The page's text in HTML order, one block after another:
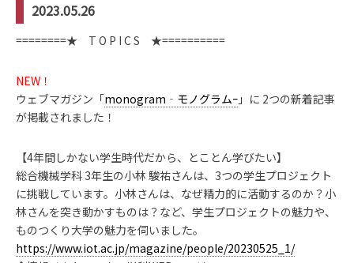
2023.05.26
========★ T O P I C S ★==========
NEW！
ウェブマガジン「monogram‐モノグラムｰ 」に 2つの新着記事
が掲載されました！
【4年間しかない学生時代だから、とことん学びたい】
総合機械学科 3年生の小林 駿祐さんは、3つの学生プロジェクト
に挑戦しています。小林さんは、なぜ精力的に活動するのか？小
林さんを突き動かすものは？など、学生プロジェクトの魅力や、
ものつくり大学の魅力を伺いました。
https://www.iot.ac.jp/magazine/people/20230525_1/